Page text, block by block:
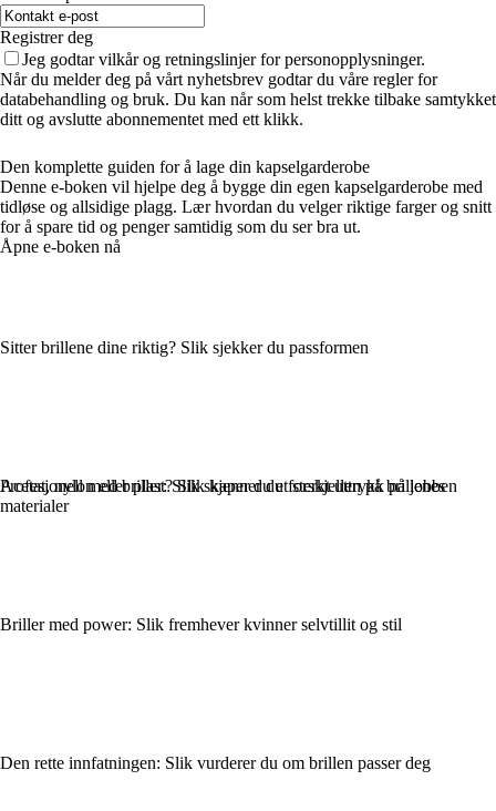
Registrer deg
Jeg godtar vilkår og retningslinjer for personopplysninger.
Når du melder deg på vårt nyhetsbrev godtar du våre regler for
databehandling og bruk. Du kan når som helst trekke tilbake samtykket
ditt og avslutte abonnementet med ett klikk.
Den komplette guiden for å lage din kapselgarderobe
Denne e-boken vil hjelpe deg å bygge din egen kapselgarderobe med
tidløse og allsidige plagg. Lær hvordan du velger riktige farger og snitt
for å spare tid og penger samtidig som du ser bra ut.
Åpne e-boken nå
Sitter brillene dine riktig? Slik sjekker du passformen
Profesjonell med briller: Slik skaper du et sterkt uttrykk på jobben
Briller med power: Slik fremhever kvinner selvtillit og stil
Den rette innfatningen: Slik vurderer du om brillen passer deg
Acetat, nylon eller plast? Slik kjenner du forskjellen på brillenes
materialer